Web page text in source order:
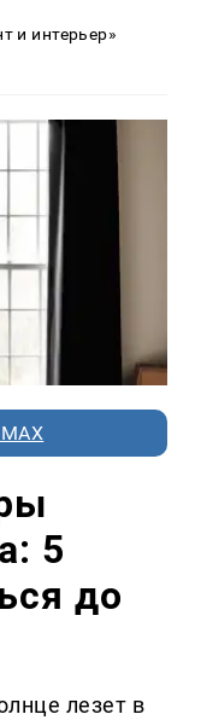
и интерьер»
5
до
лезет в